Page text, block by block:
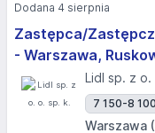
Zastępca/
- Warszawa,
Lidl sp. z o.
7 150-8
Warszawa
Dodana 4 sierpnia